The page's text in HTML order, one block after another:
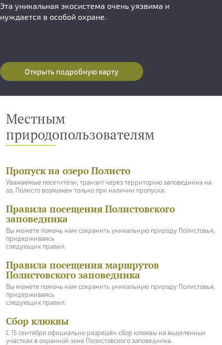
Эта уникальная экосистема очень уязвима и
нуждается в особой охране.
Открыть подробную карту
Местным
природопользователям
Пропуск на озеро Полисто
Уважаемые посетители, транзит через территорию заповедника на
оз. Полисто возможен только при наличии пропуска.
Правила посещения Полистовского
заповедника
Вы можете помочь нам сохранить уникальную природу Полистовья,
придерживаясь
следующих правил.
Правила посещения маршрутов
Полистовского заповедника
Вы можете помочь нам сохранить уникальную природу Полистовья,
придерживаясь
следующих правил.
Сбор клюквы
С 15 сентября официально разрешён сбор клюквы на выделенных
участках в охранной зоне Полистовского заповедника.